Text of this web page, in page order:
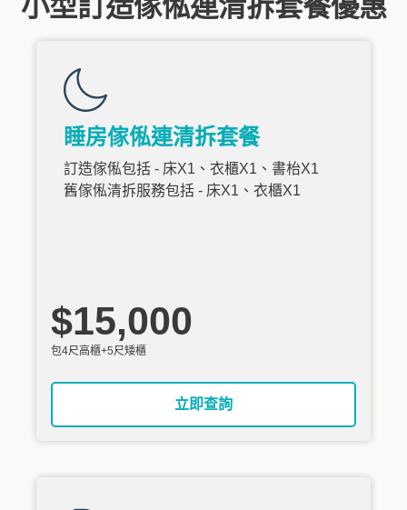
小型訂造傢俬連清拆套餐優惠
睡房傢俬連清拆套餐
訂造傢俬包括 - 床X1、衣櫃X1、書枱X1
舊傢俬清拆服務包括 - 床X1、衣櫃X1
$15,000
包4尺高櫃+5尺矮櫃
立即查詢